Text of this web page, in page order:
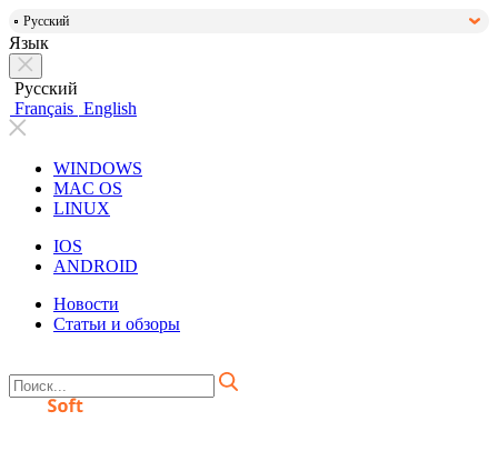
Русский
Язык
Русский
Français English
WINDOWS
MAC OS
LINUX
IOS
ANDROID
Новости
Статьи и обзоры